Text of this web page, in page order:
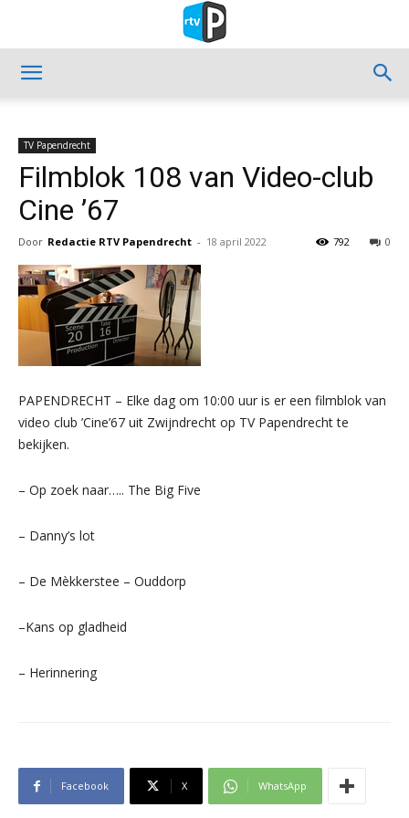
TV Papendrecht
Filmblok 108 van Video-club
Cine ’67
Door Redactie RTV Papendrecht - 18 april 2022 0
792
PAPENDRECHT – Elke dag om 10:00 uur is er een filmblok van
video club ’Cine’67 uit Zwijndrecht op TV Papendrecht te
bekijken.
– Op zoek naar….. The Big Five
– Danny’s lot
– De Mèkkerstee – Ouddorp
–Kans op gladheid
– Herinnering
Facebook X WhatsApp